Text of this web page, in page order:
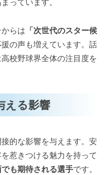
っています。
らは 「次世代のスター候
の声も増えています。話
校野球界全体の注目度を
える影響
的な影響を与えます。安
惹きつける魅力を持って
も期待される選手です。